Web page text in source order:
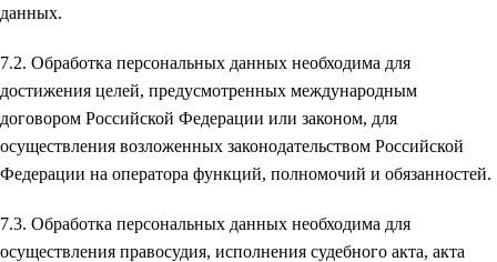
данных.
7.2. Обработка персональных данных необходима для
достижения целей, предусмотренных международным
договором Российской Федерации или законом, для
осуществления возложенных законодательством Российской
Федерации на оператора функций, полномочий и обязанностей.
7.3. Обработка персональных данных необходима для
осуществления правосудия, исполнения судебного акта, акта